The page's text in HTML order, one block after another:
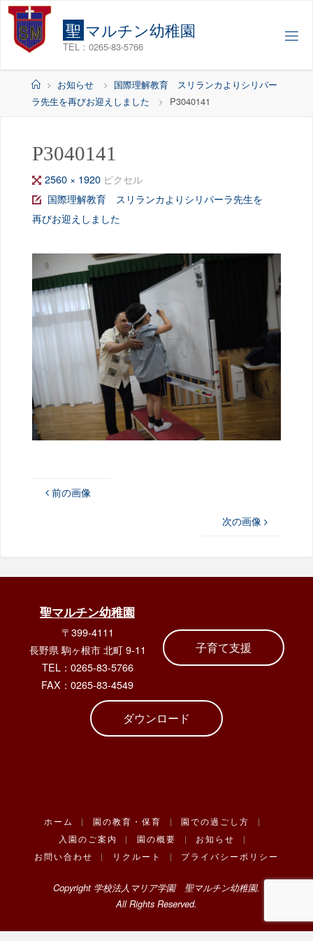
コ
聖 マルチン幼稚園
TEL：0265-83-5766
ホ
ー
お知らせ
国際理解教育 スリランカよりシリパー
ラ先生を再びお迎えしました
P3040141
P3040141
フ
ル
サ
ズ
2560 × 1920 ピクセル
国際理解教育 スリランカよりシリパーラ先生を
再びお迎えしました
前の画像
次の画像
聖マルチン幼稚園
〒399-4111
長野県 駒ヶ根市 北町 9-11
TEL：0265-83-5766
FAX：0265-83-4549
子育て支援
ダウンロード
ホーム | 園の教育・保育 | 園での過ごし方
|
入園のご案内
| 園の概要 | お知らせ
|
お問い合わせ
| リクルート | プライバシーポリシー
Copyright 学校法人マリア学園 聖マルチン幼稚園.
All Rights Reserved.